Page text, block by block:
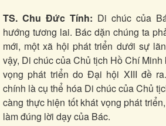
TS. Chu Đức Tính: Di chúc của
hướng tương lai. Bác dặn chúng ta
mới, một xã hội phát triển dưới sự
vậy, Di chúc của Chủ tịch Hồ Chí
vọng phát triển do Đại hội XIII đề
chính là cụ thể hóa Di chúc của Chủ
càng thực hiện tốt khát vọng phát
làm đúng lời dạy của Bác.